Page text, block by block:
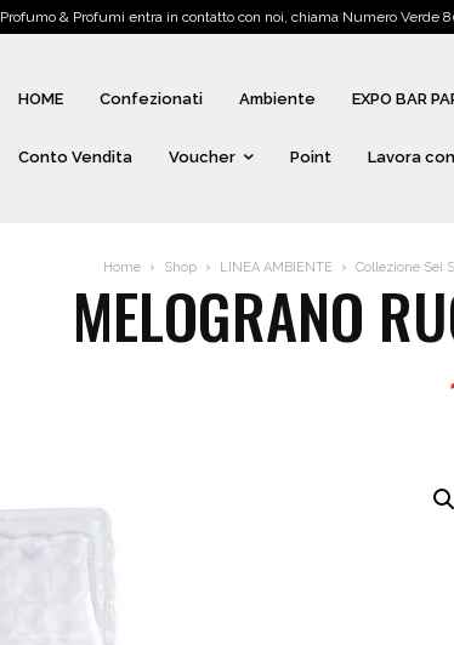
Profumo & Profumi entra in contatto con noi, chiama Numero Verde
HOME Confezionati Ambiente EXPO BAR
Conto Vendita Voucher Point Lavora
Home Shop LINEA AMBIENTE Collezione Sei
MELOGRANO